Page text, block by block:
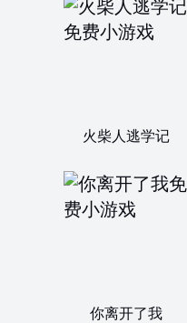
火柴人逃学记
你离开了我